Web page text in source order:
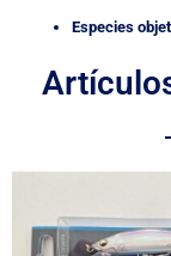
Especies